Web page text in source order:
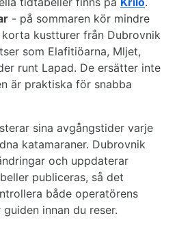
- på sommaren kör mindre
kustturer från Dubrovnik
som Elafitiöarna, Mljet,
runt Lapad. De ersätter inte
är praktiska för snabba
sina avgångstider varje
katamaraner. Dubrovnik
och uppdaterar
publiceras, så det
både operatörens
innan du reser.